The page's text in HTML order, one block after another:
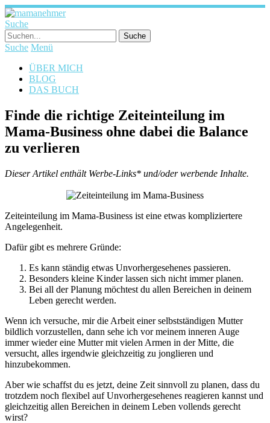
Suche
Suche Menü
ÜBER MICH
BLOG
DAS BUCH
Finde die richtige Zeiteinteilung im
Mama-Business ohne dabei die Balance
zu verlieren
Dieser Artikel enthält Werbe-Links* und/oder werbende Inhalte.
Zeiteinteilung im Mama-Business ist eine etwas kompliziertere
Angelegenheit.
Dafür gibt es mehrere Gründe:
Es kann ständig etwas Unvorhergesehenes passieren.
Besonders kleine Kinder lassen sich nicht immer planen.
Bei all der Planung möchtest du allen Bereichen in deinem
Leben gerecht werden.
Wenn ich versuche, mir die Arbeit einer selbstständigen Mutter
bildlich vorzustellen, dann sehe ich vor meinem inneren Auge
immer wieder eine Mutter mit vielen Armen in der Mitte, die
versucht, alles irgendwie gleichzeitig zu jonglieren und
hinzubekommen.
Aber wie schaffst du es jetzt, deine Zeit sinnvoll zu planen, dass du
trotzdem noch flexibel auf Unvorhergesehenes reagieren kannst und
gleichzeitig allen Bereichen in deinem Leben vollends gerecht
wirst?